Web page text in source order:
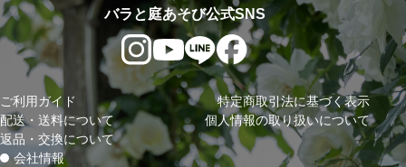
会社情報
バラと庭あそび公式SNS
ご利用ガイド
配送・送料について
返品・交換について
特定商取引法に基づく表示
個人情報の取り扱いについて